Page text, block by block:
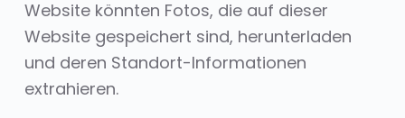
Website könnten Fotos, die auf dieser
Website gespeichert sind, herunterladen
und deren Standort-Informationen
extrahieren.